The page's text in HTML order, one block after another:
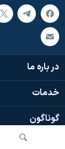
در باره ما
خدمات
گوناگون